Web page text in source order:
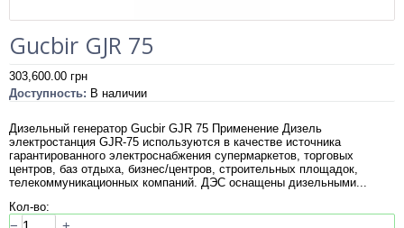
Gucbir GJR 75
303,600.00 грн
Доступность: В наличии
Дизельный генератор Gucbir GJR 75 Применение Дизель
электростанция GJR-75 используются в качестве источника
гарантированного электроснабжения супермаркетов, торговых
центров, баз отдыха, бизнес/центров, строительных площадок,
телекоммуникационных компаний. ДЭС оснащены дизельными...
Кол-во: